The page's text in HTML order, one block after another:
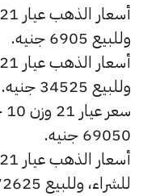
وللبيع 6905 جنيه.
وللبيع 34525 جنيه.
69050 جنيه.
للشراء، وللبيع 172625 جنيه.